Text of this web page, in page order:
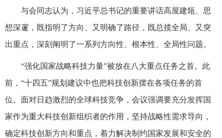
与会同志认为，习近平总书记的重要讲话高屋建瓴、思
想深邃，既指明了方向、又明确了路径，既总揽全局、又突
出重点，深刻阐明了一系列方向性、根本性、全局性问题。
“强化国家战略科技力量”被放在八大重点任务之首。此
前，“十四五”规划建议中也把科技创新摆在各项任务的首
位。面对日趋激烈的全球科技竞争，会议强调要充分发挥国
家作为重大科技创新组织者的作用，坚持战略性需求导向，
确定科技创新方向和重点，着力解决制约国家发展和安全的